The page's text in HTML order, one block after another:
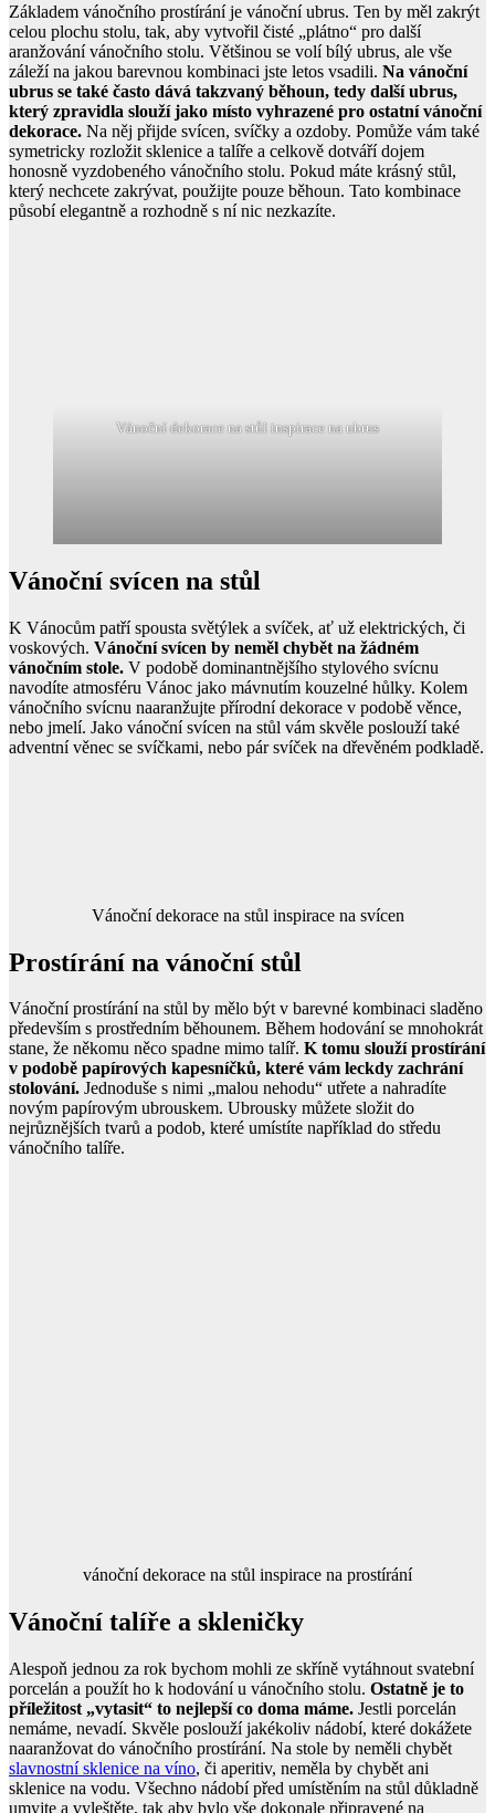
Základem vánočního prostírání je vánoční ubrus. Ten by měl zakrýt
celou plochu stolu, tak, aby vytvořil čisté „plátno“ pro další
aranžování vánočního stolu. Většinou se volí bílý ubrus, ale vše
záleží na jakou barevnou kombinaci jste letos vsadili. Na vánoční
ubrus se také často dává takzvaný běhoun, tedy další ubrus,
který zpravidla slouží jako místo vyhrazené pro ostatní vánoční
dekorace. Na něj přijde svícen, svíčky a ozdoby. Pomůže vám také
symetricky rozložit sklenice a talíře a celkově dotváří dojem
honosně vyzdobeného vánočního stolu. Pokud máte krásný stůl,
který nechcete zakrývat, použijte pouze běhoun. Tato kombinace
působí elegantně a rozhodně s ní nic nezkazíte.
Vánoční dekorace na stůl inspirace na ubrus
Vánoční svícen na stůl
K Vánocům patří spousta světýlek a svíček, ať už elektrických, či
voskových. Vánoční svícen by neměl chybět na žádném
vánočním stole. V podobě dominantnějšího stylového svícnu
navodíte atmosféru Vánoc jako mávnutím kouzelné hůlky. Kolem
vánočního svícnu naaranžujte přírodní dekorace v podobě věnce,
nebo jmelí. Jako vánoční svícen na stůl vám skvěle poslouží také
adventní věnec se svíčkami, nebo pár svíček na dřevěném podkladě.
Vánoční dekorace na stůl inspirace na svícen
Prostírání na vánoční stůl
Vánoční prostírání na stůl by mělo být v barevné kombinaci sladěno
především s prostředním běhounem. Během hodování se mnohokrát
stane, že někomu něco spadne mimo talíř. K tomu slouží prostírání
v podobě papírových kapesníčků, které vám leckdy zachrání
stolování. Jednoduše s nimi „malou nehodu“ utřete a nahradíte
novým papírovým ubrouskem. Ubrousky můžete složit do
nejrůznějších tvarů a podob, které umístíte například do středu
vánočního talíře.
vánoční dekorace na stůl inspirace na prostírání
Vánoční talíře a skleničky
Alespoň jednou za rok bychom mohli ze skříně vytáhnout svatební
porcelán a použít ho k hodování u vánočního stolu. Ostatně je to
příležitost „vytasit“ to nejlepší co doma máme. Jestli porcelán
nemáme, nevadí. Skvěle poslouží jakékoliv nádobí, které dokážete
naaranžovat do vánočního prostírání. Na stole by neměli chybět
slavnostní sklenice na víno, či aperitiv, neměla by chybět ani
sklenice na vodu. Všechno nádobí před umístěním na stůl důkladně
umyjte a vyleštěte, tak aby bylo vše dokonale připravené na